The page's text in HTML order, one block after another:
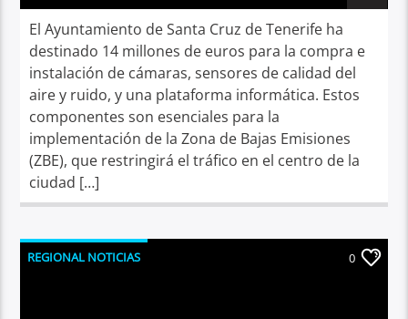
El Ayuntamiento de Santa Cruz de Tenerife ha
destinado 14 millones de euros para la compra e
instalación de cámaras, sensores de calidad del
aire y ruido, y una plataforma informática. Estos
componentes son esenciales para la
implementación de la Zona de Bajas Emisiones
(ZBE), que restringirá el tráfico en el centro de la
ciudad […]
REGIONAL NOTICIAS 0